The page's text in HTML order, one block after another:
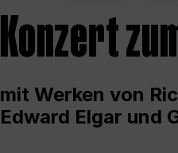
Konzert
mit Werken von
Edward Elgar und